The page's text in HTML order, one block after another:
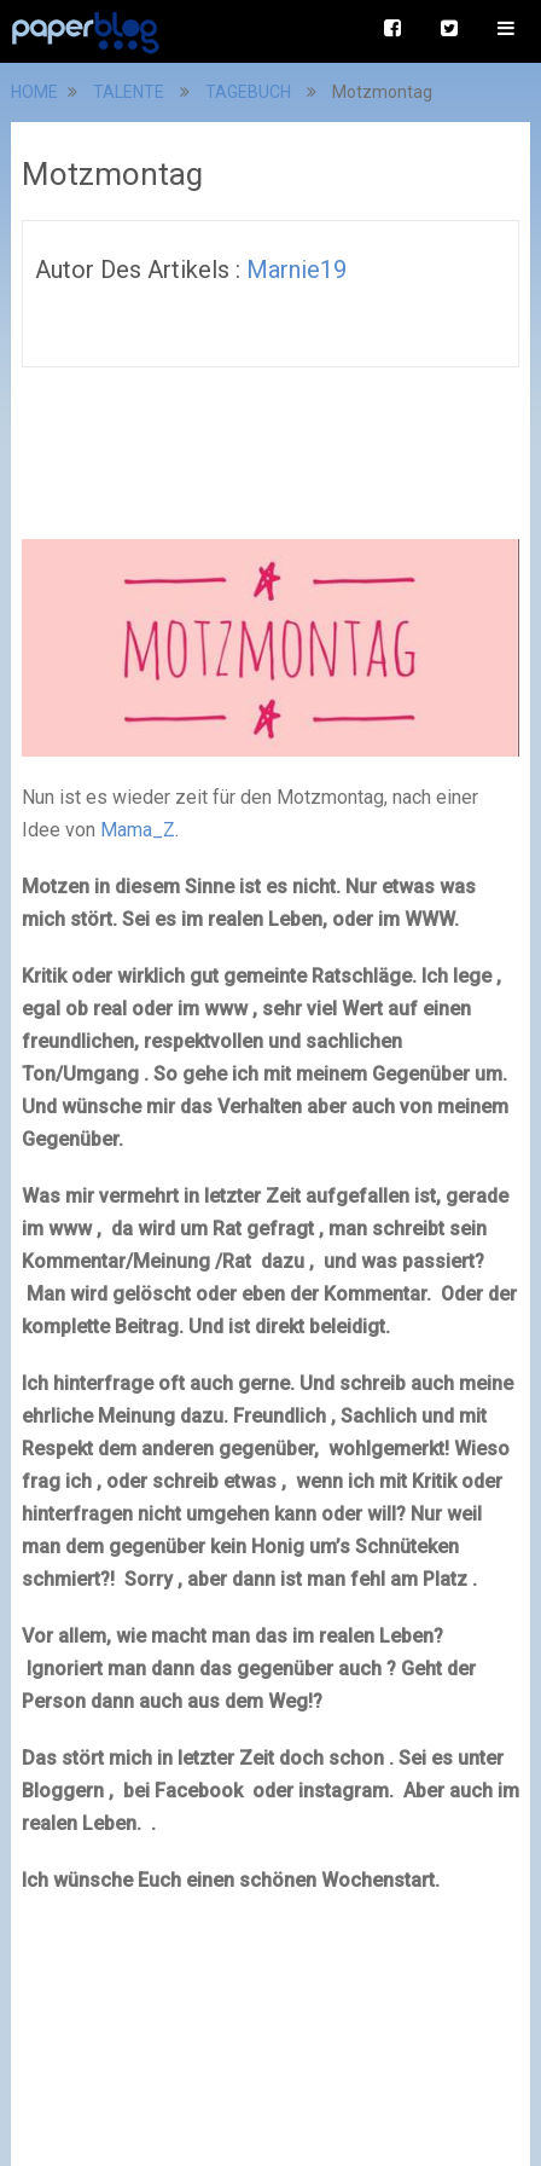
HOME TALENTE TAGEBUCH Motzmontag
Motzmontag
Autor Des Artikels : Marnie19
Nun ist es wieder zeit für den Motzmontag, nach einer
Idee von Mama_Z.
Motzen in diesem Sinne ist es nicht. Nur etwas was
mich stört. Sei es im realen Leben, oder im WWW.
Kritik oder wirklich gut gemeinte Ratschläge. Ich lege ,
egal ob real oder im www , sehr viel Wert auf einen
freundlichen, respektvollen und sachlichen
Ton/Umgang . So gehe ich mit meinem Gegenüber um.
Und wünsche mir das Verhalten aber auch von meinem
Gegenüber.
Was mir vermehrt in letzter Zeit aufgefallen ist, gerade
im www , da wird um Rat gefragt , man schreibt sein
Kommentar/Meinung /Rat dazu , und was passiert?
Man wird gelöscht oder eben der Kommentar. Oder der
komplette Beitrag. Und ist direkt beleidigt.
Ich hinterfrage oft auch gerne. Und schreib auch meine
ehrliche Meinung dazu. Freundlich , Sachlich und mit
Respekt dem anderen gegenüber, wohlgemerkt! Wieso
frag ich , oder schreib etwas , wenn ich mit Kritik oder
hinterfragen nicht umgehen kann oder will? Nur weil
man dem gegenüber kein Honig um’s Schnüteken
schmiert?! Sorry , aber dann ist man fehl am Platz .
Vor allem, wie macht man das im realen Leben?
Ignoriert man dann das gegenüber auch ? Geht der
Person dann auch aus dem Weg!?
Das stört mich in letzter Zeit doch schon . Sei es unter
Bloggern , bei Facebook oder instagram. Aber auch im
realen Leben. .
Ich wünsche Euch einen schönen Wochenstart.